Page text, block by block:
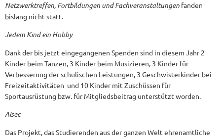
Netzwerktreffen, Fortbildungen und Fachveranstaltungen fanden
bislang nicht statt.
Jedem Kind ein Hobby
Dank der bis jetzt eingegangenen Spenden sind in diesem Jahr 2
Kinder beim Tanzen, 3 Kinder beim Musizieren, 3 Kinder für
Verbesserung der schulischen Leistungen, 3 Geschwisterkinder bei
Freizeitaktivitäten und 10 Kinder mit Zuschüssen für
Sportausrüstung bzw. für Mitgliedsbeitrag unterstützt worden.
Aisec
Das Projekt, das Studierenden aus der ganzen Welt ehrenamtliche